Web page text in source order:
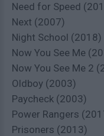
Need for Speed
Next (2007)
Night School (2018)
Now You See Me
Now You See Me 2
Oldboy (2003)
Paycheck (2003)
Power Rangers
Prisoners (2013)